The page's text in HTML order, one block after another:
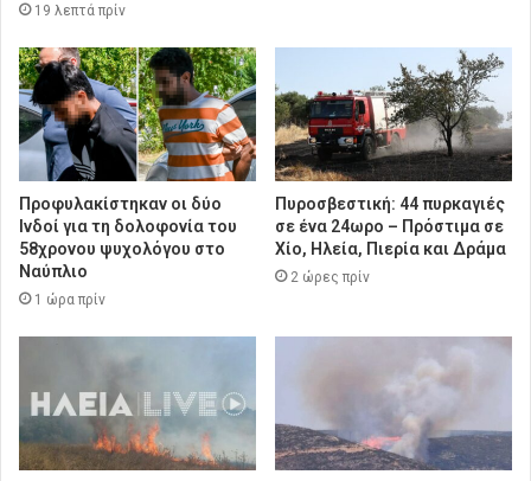
19 λεπτά πρίν
Προφυλακίστηκαν οι δύο
Ινδοί για τη δολοφονία του
58χρονου ψυχολόγου στο
Ναύπλιο
1 ώρα πρίν
Πυροσβεστική: 44 πυρκαγιές
σε ένα 24ωρο – Πρόστιμα σε
Χίο, Ηλεία, Πιερία και Δράμα
2 ώρες πρίν